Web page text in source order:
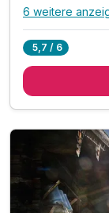
Alle
2 x
inkl. fit&well“
inkl.
inkl.
inkl. Nutzung
6 weitere
5,7 / 6